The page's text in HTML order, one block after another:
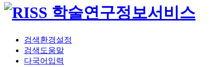
검색환경설정
검색도움말
다국어입력